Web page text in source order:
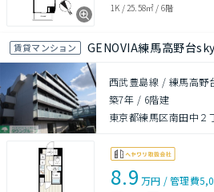
1K / 25.58㎡ / 6階
賃貸マンション GENOVIA練馬高野台
西武豊島線 / 練馬高野
築7年 / 6階建
東京都練馬区南田中２
8.9 万円 /管理費